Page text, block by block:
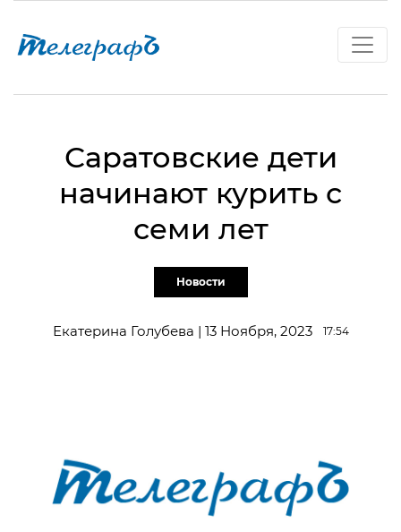
Саратовские дети
начинают курить с
семи лет
Новости
Екатерина Голубева | 13 Ноября, 2023 17:54